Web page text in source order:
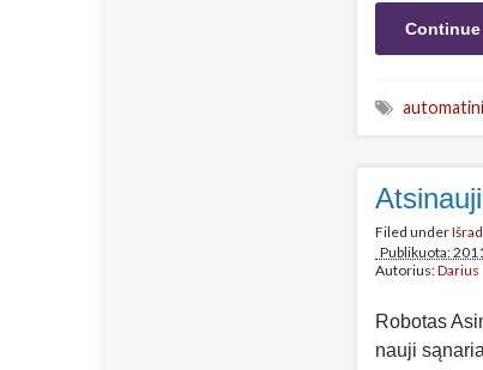
Filed under
Publikuota:
Autorius:Darius
Robotas
nauji